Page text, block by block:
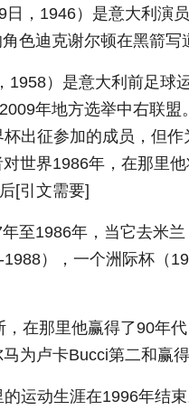
，1946）是意大利演员
色迪克谢尔顿在黑箭写
）是意大利前足球
年地方选举中右联盟。
出征参加的成员，但
世界1986年，在那里
[引文需要]
至1986年，当它去米
），一个洲际杯（
在那里他赢得了90年
为卢卡Bucci第二和赢得
运动生涯在1996年结束